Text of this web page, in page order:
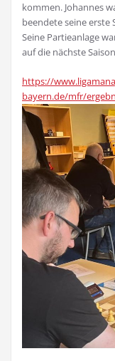
kommen. Johannes
beendete seine erste
Seine Partieanlage
auf die nächste
https://
bayern.de/mfr/